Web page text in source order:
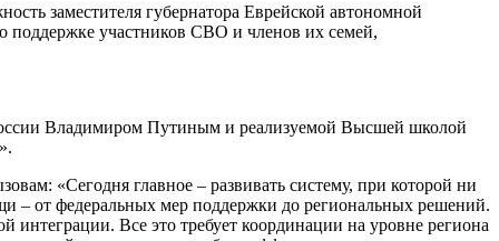
заместителя губернатора Еврейской автономной
поддержке участников СВО и членов их семей,
Владимиром Путиным и реализуемой Высшей школой
«Сегодня главное – развивать систему, при которой ни
– от федеральных мер поддержки до региональных решений.
интеграции. Все это требует координации на уровне региона